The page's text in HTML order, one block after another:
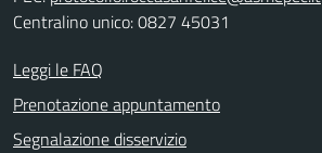
Centralino unico: 0827 45031
Leggi le FAQ
Prenotazione appuntamento
Segnalazione disservizio